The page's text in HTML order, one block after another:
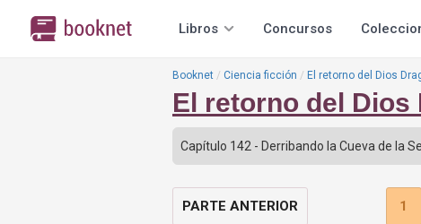
Libros Concursos
Booknet Ciencia ficción El retorno del Dios
El retorno del Dios
PARTE ANTERIOR 1